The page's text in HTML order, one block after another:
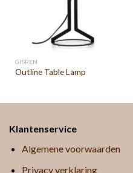
GISPEN
Outline Table Lamp
Klantenservice
Algemene voorwaarden
Privacy verklaring